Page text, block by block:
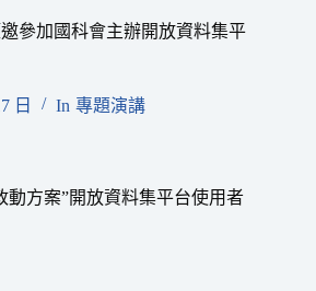
參加國科會主辦開放資料集平
日 In 專題演講
動方案”開放資料集平台使用者